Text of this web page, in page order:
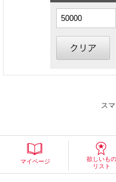
ス
マイページ
欲しいもの
リスト